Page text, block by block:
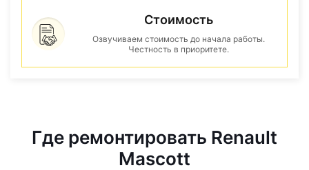
Стоимость
Озвучиваем стоимость до начала работы.
Честность в приоритете.
Где ремонтировать Renault
Mascott